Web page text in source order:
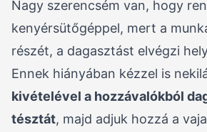
Nagy szerencsém van, hogy
kenyérsütőgéppel, mert a
részét, a dagasztást elvégzi
Ennek hiányában kézzel is
kivételével a hozzávalókból
tésztát, majd adjuk hozzá a